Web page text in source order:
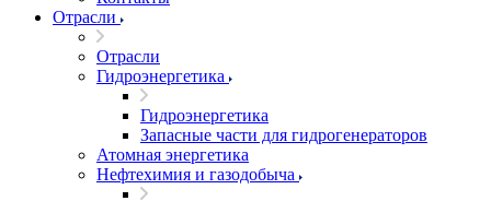
Отрасли
Отрасли
Гидроэнергетика
Гидроэнергетика
Запасные части для гидрогенераторов
Атомная энергетика
Нефтехимия и газодобыча